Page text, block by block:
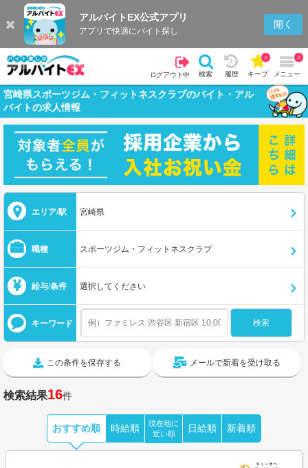
アルバイトEX公式アプリ
アプリで快適にバイト探し
開く
ログアウト中 検索 履歴 キープ
0
メニュー
0
宮崎県スポーツジム・フィットネスクラブのバイト・アル
バイトの求人情報
エリア/駅 宮崎県
職種 スポーツジム・フィットネスクラブ
給与/条件 選択してください
キーワード
この条件を保存する メールで新着を受け取る
検索結果16件
おすすめ順 時給順
現在地に
近い順
日給順 新着順